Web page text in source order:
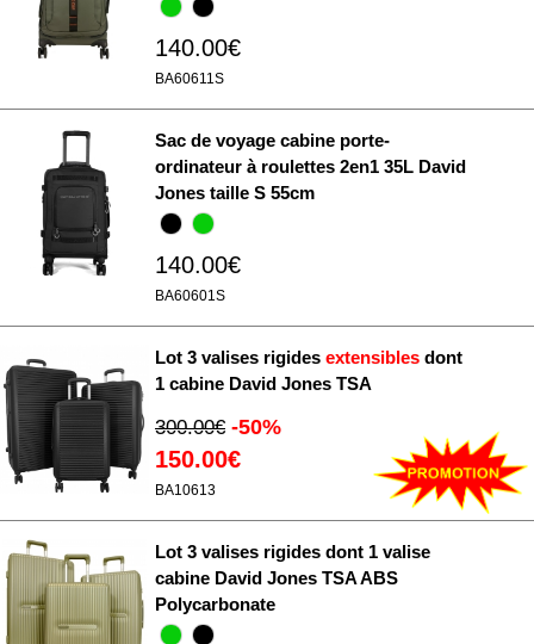
140.00€
BA60611S
Sac de voyage cabine porte-
ordinateur à roulettes 2en1 35L David
Jones taille S 55cm
140.00€
BA60601S
Lot 3 valises rigides extensibles dont
1 cabine David Jones TSA
300.00€ -50%
150.00€
BA10613
Lot 3 valises rigides dont 1 valise
cabine David Jones TSA ABS
Polycarbonate